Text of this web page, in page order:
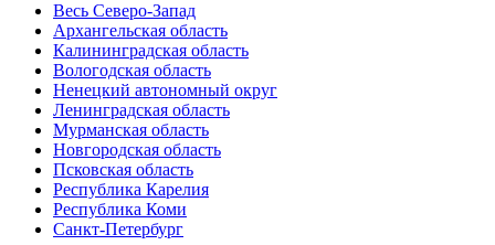
Весь Северо-Запад
Архангельская область
Калининградская область
Вологодская область
Ненецкий автономный округ
Ленинградская область
Мурманская область
Новгородская область
Псковская область
Республика Карелия
Республика Коми
Санкт-Петербург